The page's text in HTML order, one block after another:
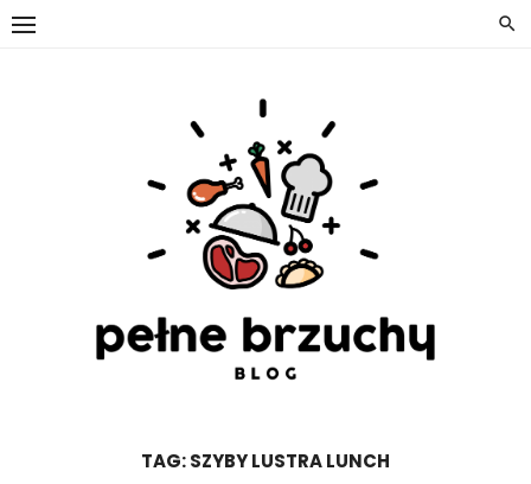
Skip
TAG:SZYBY LUSTRA LUNCH